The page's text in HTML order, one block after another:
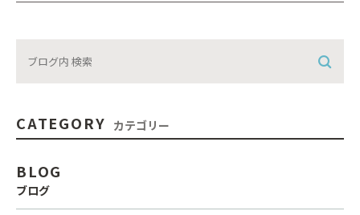
CATEGORY カテゴリー
BLOG
ブログ